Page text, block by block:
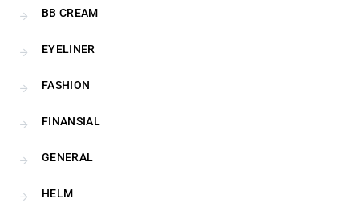
BB CREAM
EYELINER
FASHION
FINANSIAL
GENERAL
HELM